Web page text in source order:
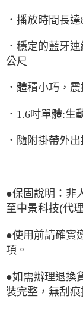
．播放時間長
．穩定的藍牙
公尺
．體積小巧，
．1.6吋單體:
．隨附掛帶外
●保固說明：非
至中景科技(代
●使用前請確實
項。
●如需辦理退換
裝完整，無刮痕